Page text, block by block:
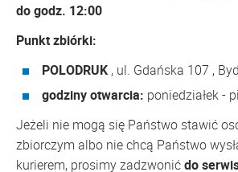
do godz. 12:00
Punkt zbiórki:
POLODRUK , ul. Gdańska 107 ,
godziny otwarcia: poniedziałek -
Jeżeli nie mogą się Państwo stawić
zbiorczym albo nie chcą Państwo
kurierem, prosimy zadzwonićdo